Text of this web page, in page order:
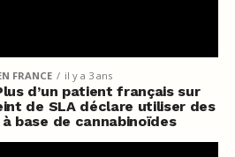
FRANCE il y a 3 ans
d’un patient français sur
de SLA déclare utiliser des
base de cannabinoïdes